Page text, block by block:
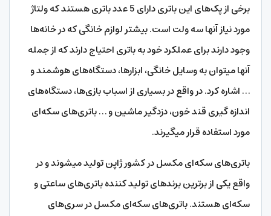
برخی از پک‌‎های این باتری دارای 5 عدد باتری هستند که ولتاژ
مورد نیاز آن‎ها سه ولت است. بیشتر لوازم خانگی که در خانه‌ها
وجود دارند برای عملکرد خود به باتری احتیاج دارند که از جمله
آن‎ها می‎توان به وسایل خانگی، ابزارها، دستگاه‌‎های هوشمند و
… اشاره کرد. در واقع در بسیاری از اسباب بازی‌ها، دستگاه‌های
اندازه گیری قند خون، دزدگیر ماشین‎ و … باتری‌های سکه‌‎ای
مورد استفاده قرار می‎گیرند.
باتری‌های سکه‌ای مکسل در کشور ژاپن تولید می‎شوند و در
واقع یکی از برترین برندهای تولید کننده باتری‌های ساعتی و
سکه‌ای هستند. باتری‌های سکه‎‌ای مکسل در سری‎‌های